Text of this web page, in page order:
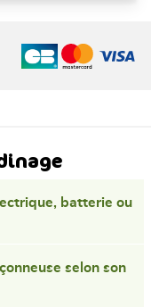
batterie ou
selon son